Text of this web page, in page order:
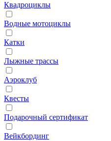
Квадроциклы
Водные мотоциклы
Катки
Лыжные трассы
Аэроклуб
Квесты
Подарочный сертификат
Вейкбординг